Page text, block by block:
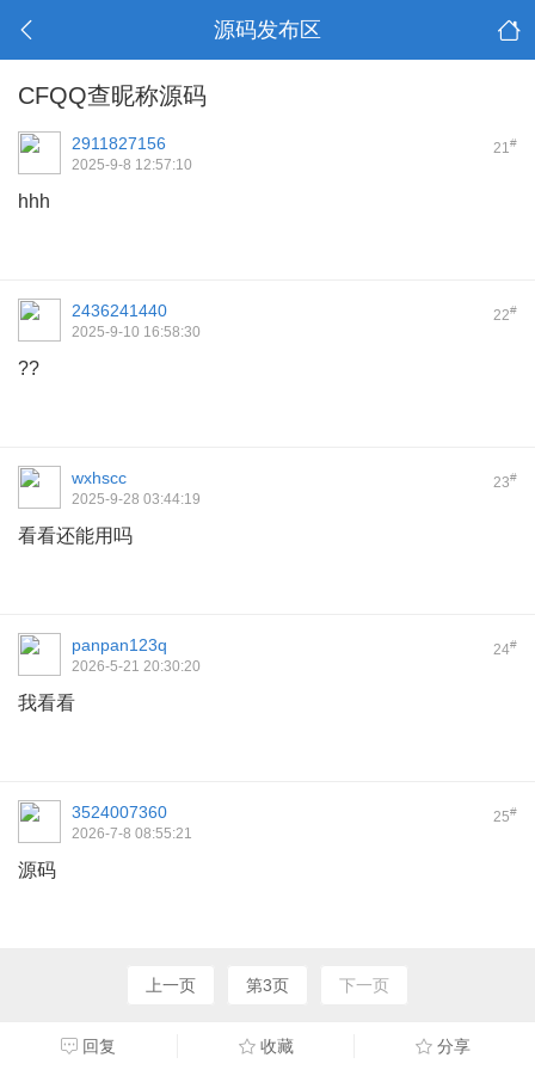
源码发布区
CFQQ查昵称源码
21#
2911827156
2025-9-8 12:57:10
hhh
22#
2436241440
2025-9-10 16:58:30
??
23#
wxhscc
2025-9-28 03:44:19
看看还能用吗
24#
panpan123q
2026-5-21 20:30:20
我看看
25#
3524007360
2026-7-8 08:55:21
源码
上一页 第3页 下一页
回复 收藏 分享